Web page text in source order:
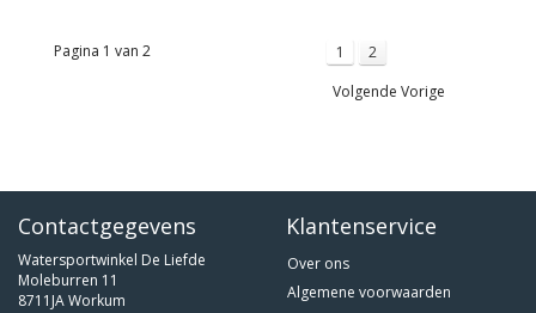
Pagina 1 van 2 1
2
Volgende Vorige
Contactgegevens
Watersportwinkel De Liefde
Moleburren 11
8711JA Workum
Klantenservice
Over ons
Algemene voorwaarden